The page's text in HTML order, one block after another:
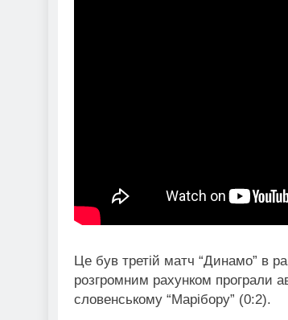
Це був третій матч “Динамо” в
розгромним рахунком програли
словенському “Марібору” (0:2).